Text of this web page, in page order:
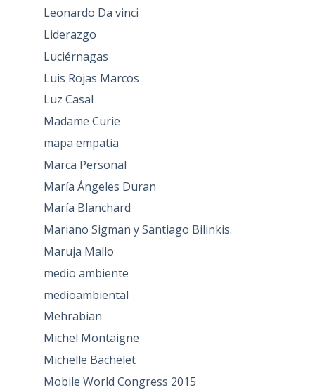
Leonardo Da vinci
Liderazgo
Luciérnagas
Luis Rojas Marcos
Luz Casal
Madame Curie
mapa empatia
Marca Personal
María Ángeles Duran
María Blanchard
Mariano Sigman y Santiago Bilinkis.
Maruja Mallo
medio ambiente
medioambiental
Mehrabian
Michel Montaigne
Michelle Bachelet
Mobile World Congress 2015